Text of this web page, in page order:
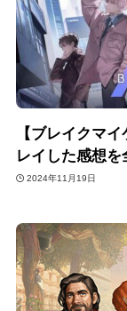
【ブレイクマ
レイした感想
2024年11月19日